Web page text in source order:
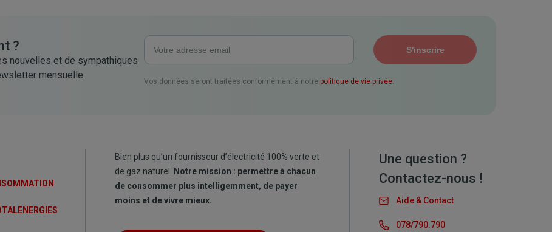
?
nouvelles et de sympathiques
mensuelle.
Vos données seront traitées conformément à notre politique de vie privée.
Bien plus qu’un fournisseur d’électricité 100% verte et
de gaz naturel.
Notre mission : permettre à chacun
de consommer plus intelligemment, de payer
moins et de vivre mieux.
Une question ?
Contactez-nous !
Aide & Contact
078/790.790